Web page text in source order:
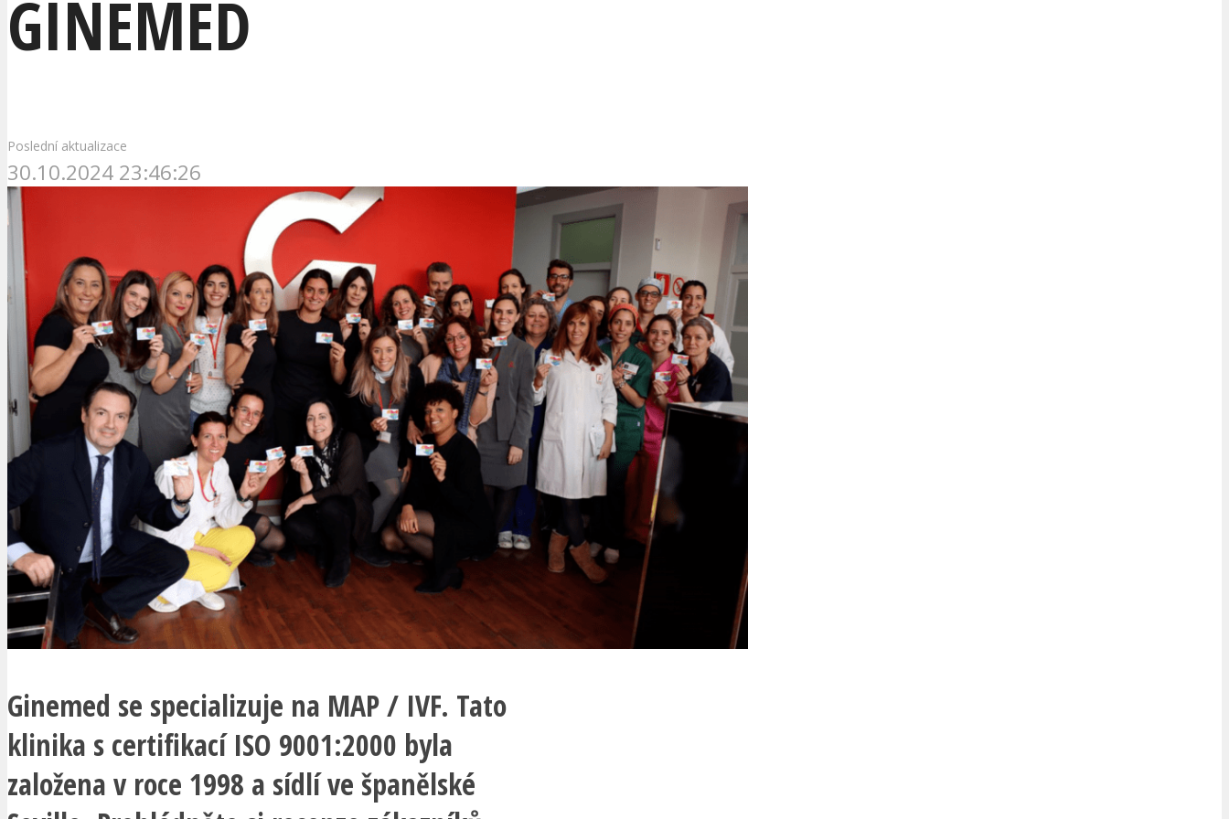
GINEMED
Poslední aktualizace
30.10.2024 23:46:26
Ginemed se specializuje na MAP / IVF. Tato
klinika s certifikací ISO 9001:2000 byla
založena v roce 1998 a sídlí ve španělské